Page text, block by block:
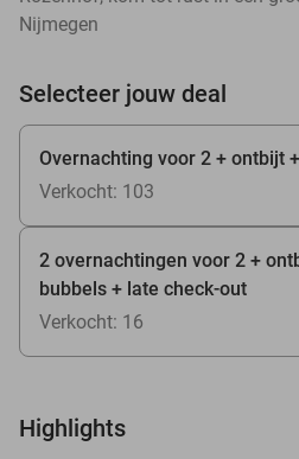
Nijmegen
Selecteer jouw deal
Overnachting voor 2 + ontbijt
Verkocht: 103
2 overnachtingen voor 2 +
bubbels + late check-out
Verkocht: 16
Highlights